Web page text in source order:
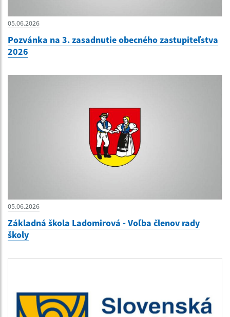
05.06.2026
Pozvánka na 3. zasadnutie obecného zastupiteľstva
2026
05.06.2026
Základná škola Ladomirová - Voľba členov rady
školy